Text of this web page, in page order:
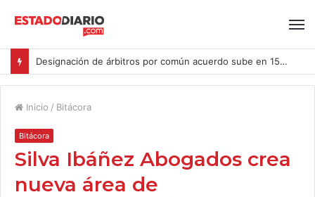
Designación de árbitros por común acuerdo sube en 15% en las causas ingresadas al CAM Santiago durante el primer semestre del año
Inicio / Bitácora
Bitácora
Silva Ibáñez Abogados crea
nueva área de